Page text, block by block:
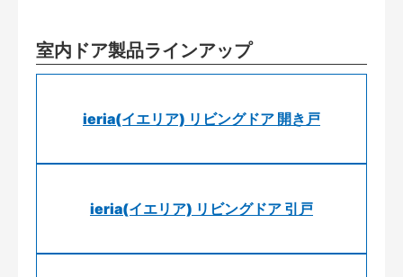
室内ドア製品ラインアップ
ieria(イエリア) リビングドア 開き戸
ieria(イエリア) リビングドア 引戸